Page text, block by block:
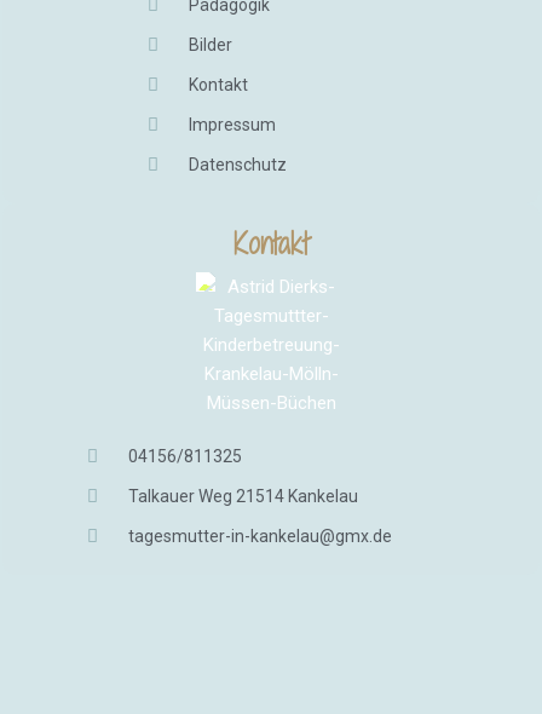
Pädagogik
Bilder
Kontakt
Impressum
Datenschutz
Kontakt
04156/811325
Talkauer Weg 21514 Kankelau
tagesmutter-in-kankelau@gmx.de